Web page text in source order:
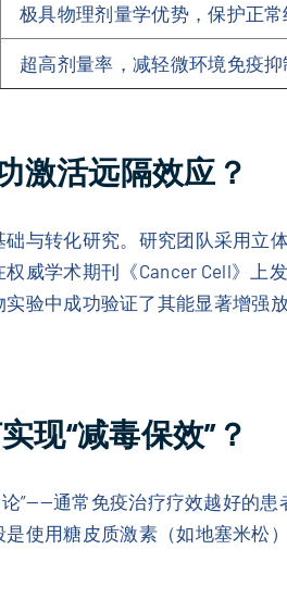
极具物理剂量学优势，保护正
超高剂量率，减轻微环境免疫
激活远隔效应？
与转化研究。研究团队采用立
威学术期刊《Cancer Cell》
实验中成功验证了其能显著增强
现“减毒保效”？
”——通常免疫治疗疗效越好的
使用糖皮质激素（如地塞米松